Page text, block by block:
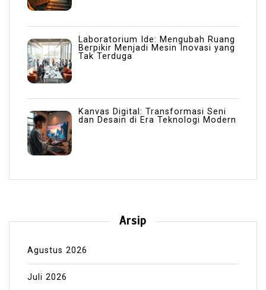
Laboratorium Ide: Mengubah Ruang
Berpikir Menjadi Mesin Inovasi yang
Tak Terduga
Kanvas Digital: Transformasi Seni
dan Desain di Era Teknologi Modern
Arsip
Agustus 2026
Juli 2026